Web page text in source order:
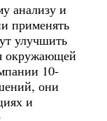
анализу и
применять
улучшить
окружающей
10-
они
и